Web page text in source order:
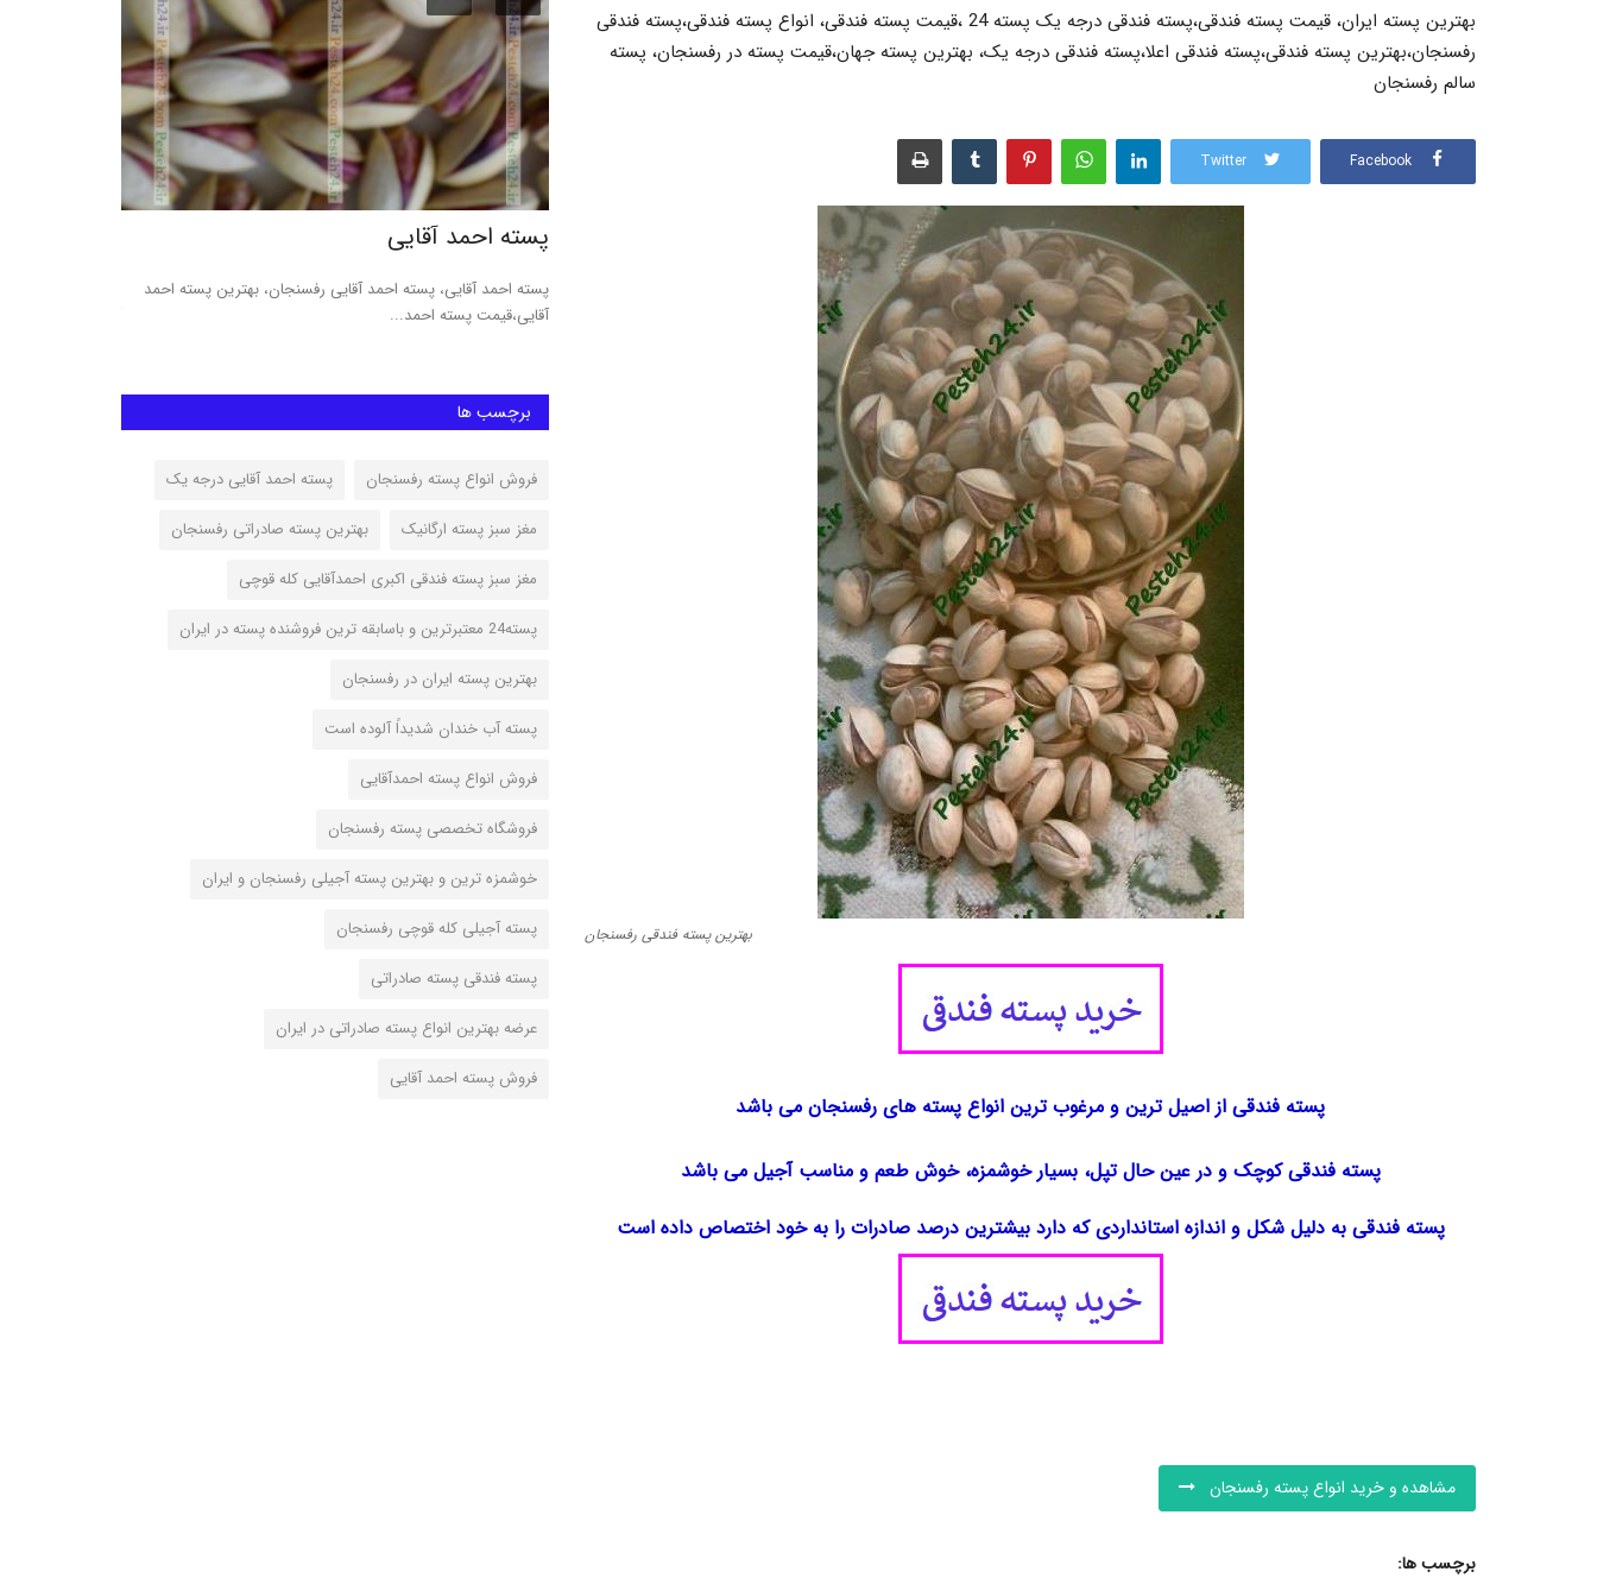
بهترین پسته ایران، قیمت پسته فندقی،پسته فندقی درجه یک پسته 24 ،قیمت پسته فندقی، انواع پسته فندقی،پسته فندقی
رفسنجان،بهترین پسته فندقی،پسته فندقی اعلا،پسته فندقی درجه یک، بهترین پسته جهان،قیمت پسته در رفسنجان، پسته
سالم رفسنجان
Facebook
Twitter
بهترین پسته فندقی رفسنجان
پسته فندقی از اصیل ترین و مرغوب ترین انواع پسته های رفسنجان می باشد
پسته فندقی کوچک و در عین حال تپل، بسیار خوشمزه، خوش طعم و مناسب آجیل می باشد
پسته فندقی به دلیل شکل و اندازه استانداردی که دارد بیشترین درصد صادرات را به خود اختصاص داده است
مشاهده و خرید انواع پسته رفسنجان
برچسب ها:
پسته احمد آقایی
پسته احمد آقایی، پسته احمد آقایی رفسنجان، بهترین پسته احمد
آقایی،قیمت پسته احمد...
مغز پسته رفسنجان
خرید و فروش انواع مغز پسته, مغز سبز پسته, مغز کال پسته, مغز
ارگانیک پسته, مغز شیرینی...
قیمت روز پسته کله قوچی, پسته کله قوچی،قیمت پسته کله قوچی،
پسته کله قوچی رفسنجان،پسته...
برچسب ها
فروش انواع پسته رفسنجان
پسته احمد آقایی درجه یک
مغز سبز پسته ارگانیک
بهترین پسته صادراتی رفسنجان
مغز سبز پسته فندقی اکبری احمدآقایی کله قوچی
پسته24 معتبرترین و باسابقه ترین فروشنده پسته در ایران
بهترین پسته ایران در رفسنجان
پسته آب خندان شدیداً آلوده است
فروش انواع پسته احمدآقایی
فروشگاه تخصصی پسته رفسنجان
خوشمزه ترین و بهترین پسته آجیلی رفسنجان و ایران
پسته آجیلی کله قوچی رفسنجان
پسته فندقی پسته صادراتی
عرضه بهترین انواع پسته صادراتی در ایران
فروش پسته احمد آقایی